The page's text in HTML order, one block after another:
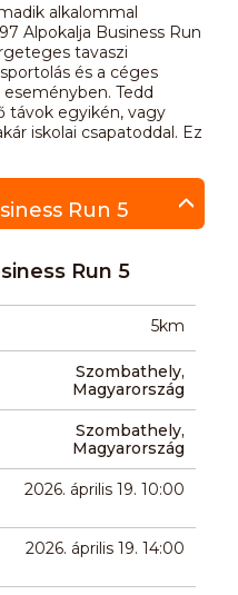
alkalommal
Alpokalja Business Run
tavaszi
és a céges
Tedd
távok egyikén, vagy
iskolai csapatoddal. Ez
Run 5
Run 5
5km
Szombathely,
Magyarország
Szombathely,
Magyarország
2026. április 19. 10:00
2026. április 19. 14:00